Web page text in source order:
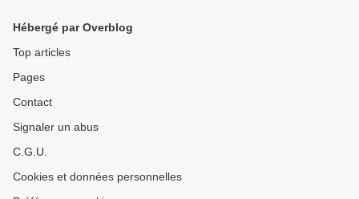
Hébergé par Overblog
Top articles
Pages
Contact
Signaler un abus
C.G.U.
Cookies et données personnelles